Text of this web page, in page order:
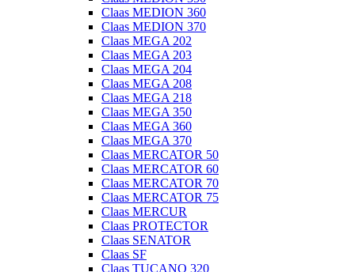
Claas MEDION 360
Claas MEDION 370
Claas MEGA 202
Claas MEGA 203
Claas MEGA 204
Claas MEGA 208
Claas MEGA 218
Claas MEGA 350
Claas MEGA 360
Claas MEGA 370
Claas MERCATOR 50
Claas MERCATOR 60
Claas MERCATOR 70
Claas MERCATOR 75
Claas MERCUR
Claas PROTECTOR
Claas SENATOR
Claas SF
Claas TUCANO 320